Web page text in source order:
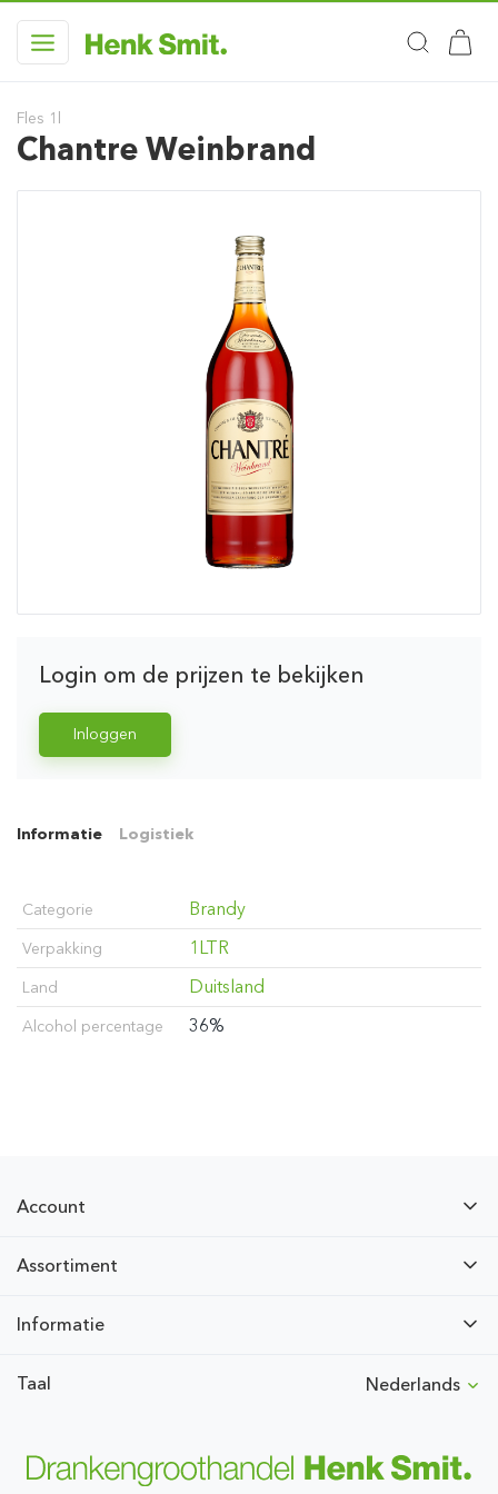
Fles 1l
Chantre Weinbrand
Login om de prijzen te bekijken
Inloggen
Informatie Logistiek
Categorie Brandy
Verpakking 1LTR
Land Duitsland
Alcohol percentage 36%
Account
Assortiment
Informatie
Taal Nederlands